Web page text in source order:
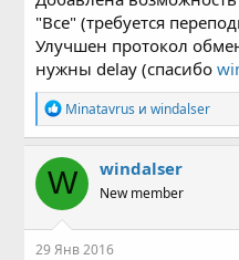
"Все" (требуется
Улучшен протокол
нужны delay (спасибо
Р
е
а
к
ц
и
и
:
Minatavrus иwindalser
W windalser
New member
29 Янв 2016